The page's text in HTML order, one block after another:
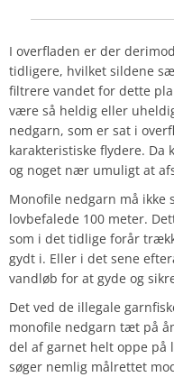
I overfladen er der
tidligere, hvilket sildene
filtrere vandet for dette
være så heldig eller
nedgarn, som er sat i
karakteristiske flydere.
og noget nær umuligt at
Monofile nedgarn må
lovbefalede 100 meter.
som i det tidlige forår
gydt i. Eller i det sene
vandløb for at gyde og
Det ved de illegale
monofile nedgarn tæt på
del af garnet helt oppe på
søger nemlig målrettet